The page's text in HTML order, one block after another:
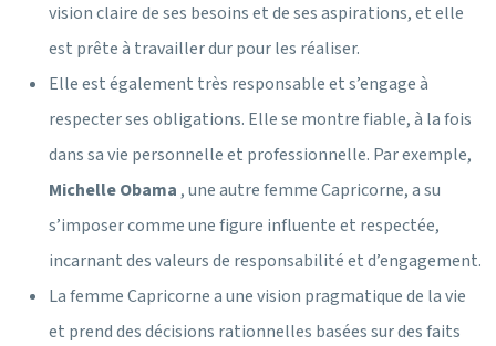
vision claire de ses besoins et de ses aspirations, et elle
est prête à travailler dur pour les réaliser.
Elle est également très responsable et s’engage à
respecter ses obligations. Elle se montre fiable, à la fois
dans sa vie personnelle et professionnelle. Par exemple,
Michelle Obama , une autre femme Capricorne, a su
s’imposer comme une figure influente et respectée,
incarnant des valeurs de responsabilité et d’engagement.
La femme Capricorne a une vision pragmatique de la vie
et prend des décisions rationnelles basées sur des faits